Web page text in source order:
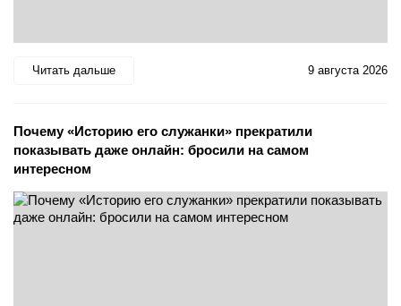
Читать дальше 9 августа 2026
Почему «Историю его служанки» прекратили
показывать даже онлайн: бросили на самом
интересном